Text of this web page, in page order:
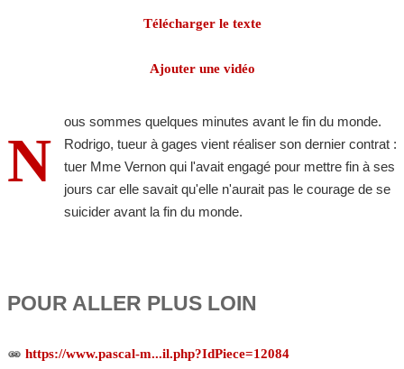
Télécharger le texte
Ajouter une vidéo
N
ous sommes quelques minutes avant le fin du monde.
Rodrigo, tueur à gages vient réaliser son dernier contrat :
tuer Mme Vernon qui l'avait engagé pour mettre fin à ses
jours car elle savait qu'elle n'aurait pas le courage de se
suicider avant la fin du monde.
POUR ALLER PLUS LOIN
https://www.pascal-m...il.php?IdPiece=12084